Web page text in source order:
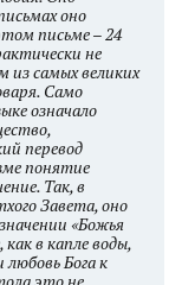
оно
письме – 24
не
из самых великих
Само
означало
перевод
понятие
Так, в
Завета, оно
«Божья
в капле воды,
любовь Бога к